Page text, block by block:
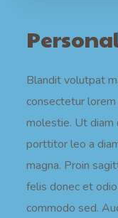
Blandit volutpat
consectetur
molestie. Ut diam
porttitor leo a
magna. Proin
felis donec et
commodo sed.